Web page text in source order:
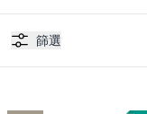
篩選